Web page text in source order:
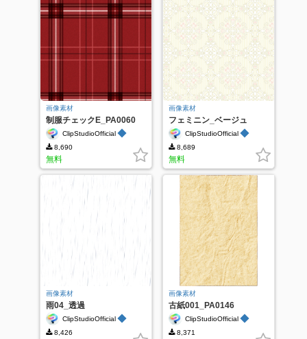
画像素材
制服チェックE_PA0060
ClipStudioOfficial ◆
8,690
無料
画像素材
フェミニン_ベージュ
ClipStudioOfficial ◆
8,689
無料
画像素材
雨04_透過
ClipStudioOfficial ◆
8,426
画像素材
古紙001_PA0146
ClipStudioOfficial ◆
8,371